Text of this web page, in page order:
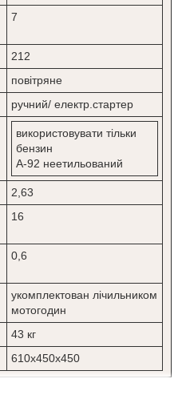
7
212
повітряне
ручний/ електр.стартер
використовувати тільки
бензин
А-92 неетильований
2,63
16
0,6
укомплектован лічильником
мотогодин
43 кг
610х450х450